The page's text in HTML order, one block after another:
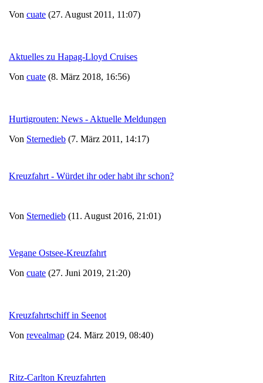
Von cuate (27. August 2011, 11:07)
Aktuelles zu Hapag-Lloyd Cruises
Von cuate (8. März 2018, 16:56)
Hurtigrouten: News - Aktuelle Meldungen
Von Sternedieb (7. März 2011, 14:17)
Kreuzfahrt - Würdet ihr oder habt ihr schon?
Von Sternedieb (11. August 2016, 21:01)
Vegane Ostsee-Kreuzfahrt
Von cuate (27. Juni 2019, 21:20)
Kreuzfahrtschiff in Seenot
Von revealmap (24. März 2019, 08:40)
Ritz-Carlton Kreuzfahrten